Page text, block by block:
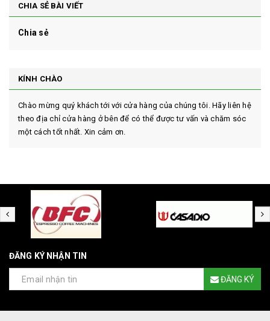
CHIA SẺ BÀI VIẾT
Chia sẻ
KÍNH CHÀO
Chào mừng quý khách tới với cửa hàng của chúng tôi. Hãy liên hệ
theo địa chỉ cửa hàng ở bên để có thể được tư vấn và chăm sóc
một cách tốt nhất. Xin cảm ơn.
ĐĂNG KÝ NHẬN TIN
ĐĂNG KÝ